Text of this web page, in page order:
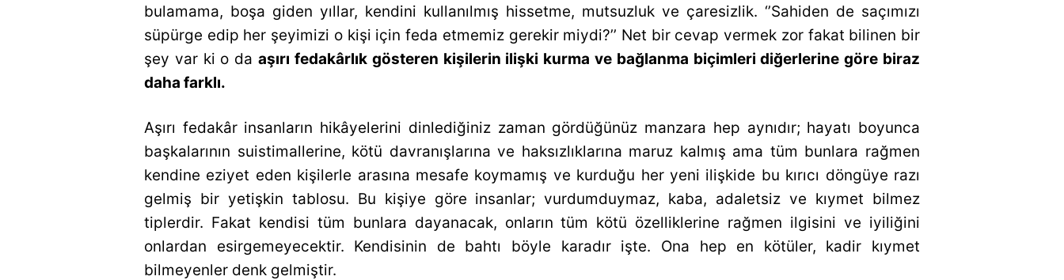
bulamama, boşa giden yıllar, kendini kullanılmış hissetme, mutsuzluk ve çaresizlik. ‘’Sahiden de saçımızı
süpürge edip her şeyimizi o kişi için feda etmemiz gerekir miydi?’’ Net bir cevap vermek zor fakat bilinen bir
şey var ki o daaşırı fedakârlık gösteren kişilerin ilişki kurma ve bağlanma biçimleri diğerlerine göre biraz
daha farklı.
Aşırı fedakâr insanların hikâyelerini dinlediğiniz zaman gördüğünüz manzara hep aynıdır; hayatı boyunca
başkalarının suistimallerine, kötü davranışlarına ve haksızlıklarına maruz kalmış ama tüm bunlara rağmen
kendine eziyet eden kişilerle arasına mesafe koymamış ve kurduğu her yeni ilişkide bu kırıcı döngüye razı
gelmiş bir yetişkin tablosu. Bu kişiye göre insanlar; vurdumduymaz, kaba, adaletsiz ve kıymet bilmez
tiplerdir. Fakat kendisi tüm bunlara dayanacak, onların tüm kötü özelliklerine rağmen ilgisini ve iyiliğini
onlardan esirgemeyecektir. Kendisinin de bahtı böyle karadır işte. Ona hep en kötüler, kadir kıymet
bilmeyenler denk gelmiştir.